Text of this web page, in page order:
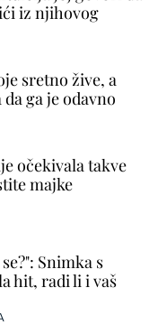
Snimka s
hit, radi li i vaš
iz njihovog
sretno žive, a
ga je odavno
očekivala takve
majke